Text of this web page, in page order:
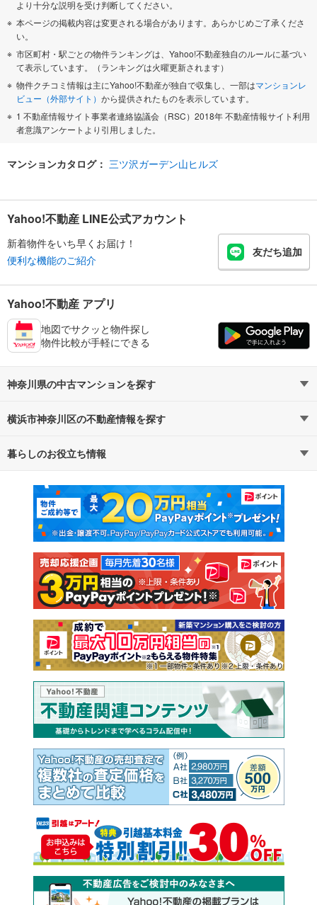
より十分な説明を受け判断してください。
本ページの掲載内容は変更される場合があります。あらかじめご了承くださ
い。
市区町村・駅ごとの物件ランキングは、Yahoo!不動産独自のルールに基づい
て表示しています。（ランキングは火曜更新されます）
物件クチコミ情報は主にYahoo!不動産が独自で収集し、一部はマンションレ
ビュー（外部サイト） から提供されたものを表示しています。
1 不動産情報サイト事業者連絡協議会（RSC）2018年 不動産情報サイト利用
者意識アンケートより引用しました。
マンションカタログ： 三ツ沢ガーデン山ヒルズ
Yahoo!不動産 LINE公式アカウント
新着物件をいち早くお届け！
便利な機能のご紹介
友だち追加
Yahoo!不動産 アプリ
地図でサクッと物件探し
物件比較が手軽にできる
神奈川県の中古マンションを探す
路線・駅から探す
通勤・通学時間から探す
横浜市神奈川区の不動産情報を探す
不動産・住宅
新築マンション 中古マンション
新築一戸建て 中古一戸建て
注文住宅 土地
売却査定
暮らしのお役立ち情報
マンションカタログ 教えて！住まいの先生